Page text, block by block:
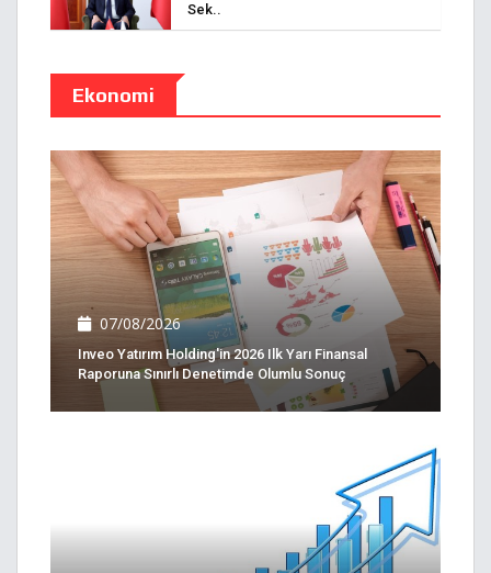
Sek..
Ekonomi
07/08/2026
Inveo Yatırım Holding'in 2026 Ilk Yarı Finansal
Raporuna Sınırlı Denetimde Olumlu Sonuç